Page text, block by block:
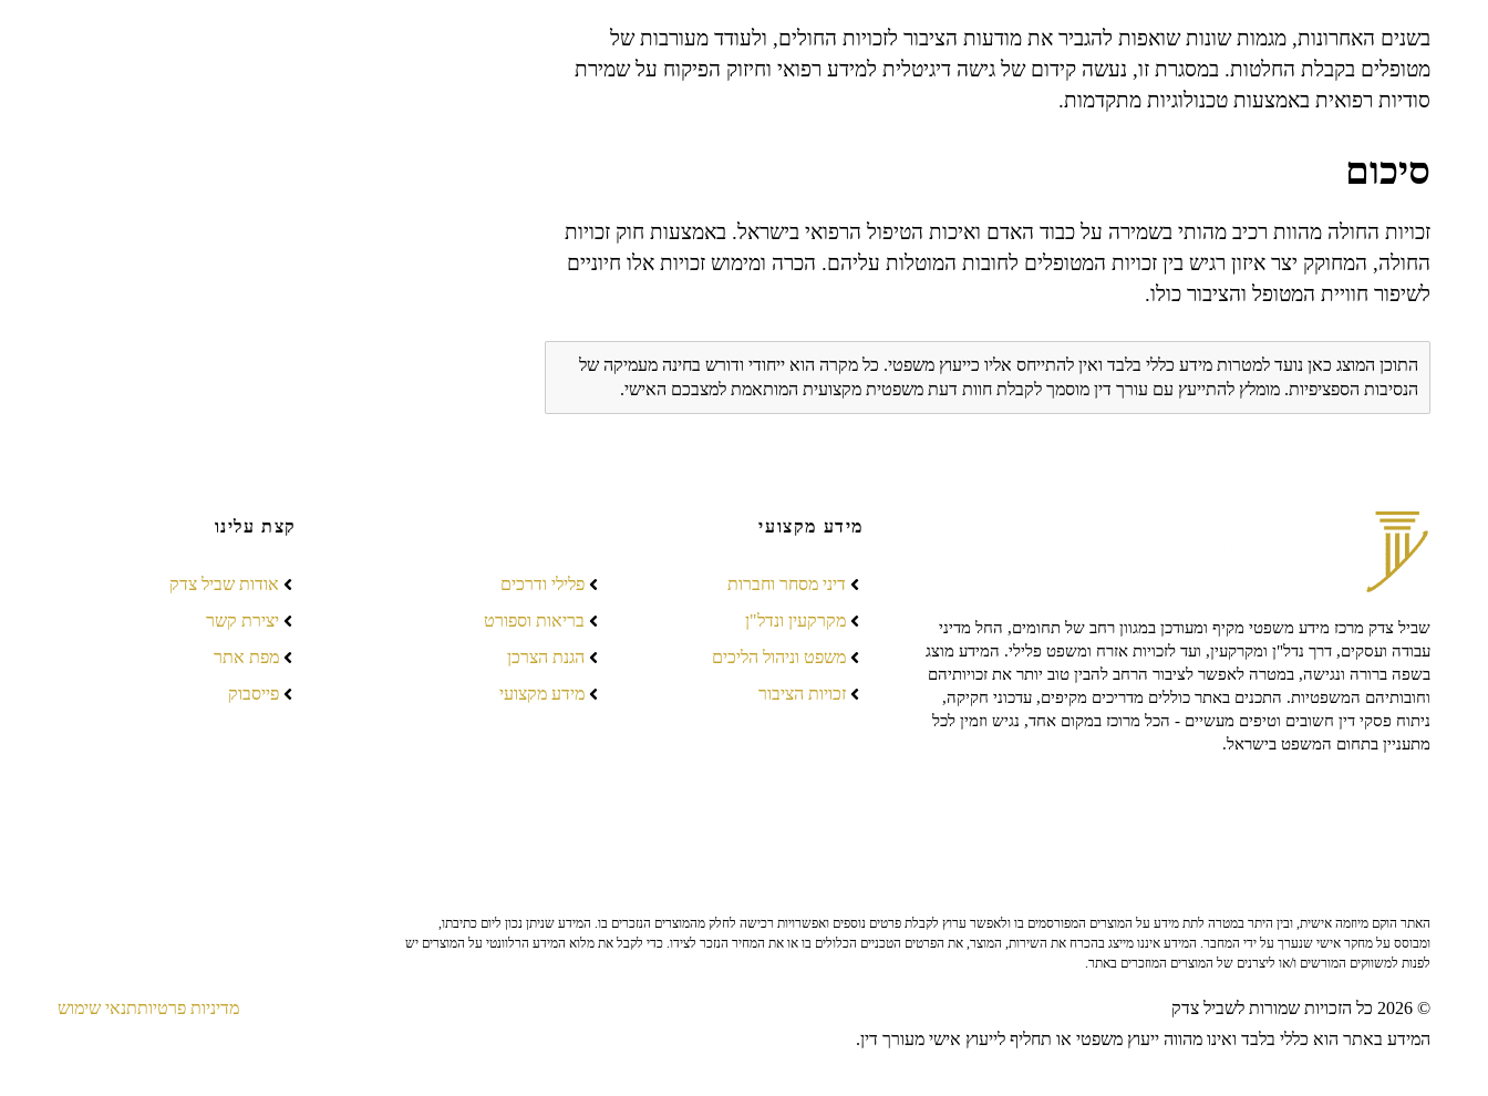
בשנים האחרונות, מגמות שונות שואפות להגביר את מודעות הציבור לזכויות החולים, ולעודד מעורבות של
מטופלים בקבלת החלטות. במסגרת זו, נעשה קידום של גישה דיגיטלית למידע רפואי וחיזוק הפיקוח על שמירת
סודיות רפואית באמצעות טכנולוגיות מתקדמות.
סיכום
זכויות החולה מהוות רכיב מהותי בשמירה על כבוד האדם ואיכות הטיפול הרפואי בישראל. באמצעות חוק זכויות
החולה, המחוקק יצר איזון רגיש בין זכויות המטופלים לחובות המוטלות עליהם. הכרה ומימוש זכויות אלו חיוניים
לשיפור חוויית המטופל והציבור כולו.
התוכן המוצג כאן נועד למטרות מידע כללי בלבד ואין להתייחס אליו כייעוץ משפטי. כל מקרה הוא ייחודי ודורש בחינה מעמיקה של
הנסיבות הספציפיות. מומלץ להתייעץ עם עורך דין מוסמך לקבלת חוות דעת משפטית מקצועית המותאמת למצבכם האישי.
שביל צדק מרכז מידע משפטי מקיף ומעודכן במגוון רחב של תחומים, החל מדיני
עבודה ועסקים, דרך נדל"ן ומקרקעין, ועד לזכויות אזרח ומשפט פלילי. המידע מוצג
בשפה ברורה ונגישה, במטרה לאפשר לציבור הרחב להבין טוב יותר את זכויותיהם
וחובותיהם המשפטיות. התכנים באתר כוללים מדריכים מקיפים, עדכוני חקיקה,
ניתוח פסקי דין חשובים וטיפים מעשיים - הכל מרוכז במקום אחד, נגיש וזמין לכל
מתעניין בתחום המשפט בישראל.
מידע מקצועי
דיני מסחר וחברות
מקרקעין ונדל"ן
משפט וניהול הליכים
זכויות הציבור
פלילי ודרכים
בריאות וספורט
הגנת הצרכן
מידע מקצועי
קצת עלינו
אודות שביל צדק
יצירת קשר
מפת אתר
פייסבוק
האתר הוקם מיוזמה אישית, ובין היתר במטרה לתת מידע על המוצרים המפורסמים בו ולאפשר ערוץ לקבלת פרטים נוספים ואפשרויות רכישה לחלק מהמוצרים הנזכרים בו. המידע שניתן נכון ליום כתיבתו,
ומבוסס על מחקר אישי שנערך על ידי המחבר. המידע איננו מייצג בהכרח את השירות, המוצר, את הפרטים הטכניים הכלולים בו או את המחיר הנזכר לצידו. כדי לקבל את מלוא המידע הרלוונטי על המוצרים יש
לפנות למשווקים המורשים ו/או ליצרנים של המוצרים המוזכרים באתר.
© 2026 כל הזכויות שמורות לשביל צדק
המידע באתר הוא כללי בלבד ואינו מהווה ייעוץ משפטי או תחליף לייעוץ אישי מעורך דין.
מדיניות פרטיותתנאי שימוש